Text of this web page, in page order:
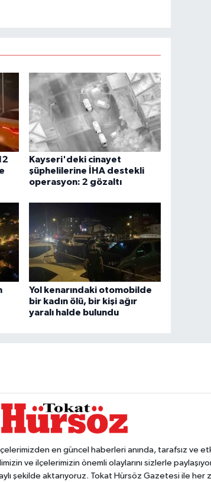
Kayseri'deki cinayet
şüphelilerine İHA destekli
operasyon: 2 gözaltı
Yol kenarındaki otomobilde
bir kadın ölü, bir kişi ağır
yaralı halde bulundu
en güncel haberleri anında, tarafsız ve
ve ilçelerimizin önemli olaylarını sizlerle
şekilde aktarıyoruz. Tokat Hürsöz Gazetesi ile her